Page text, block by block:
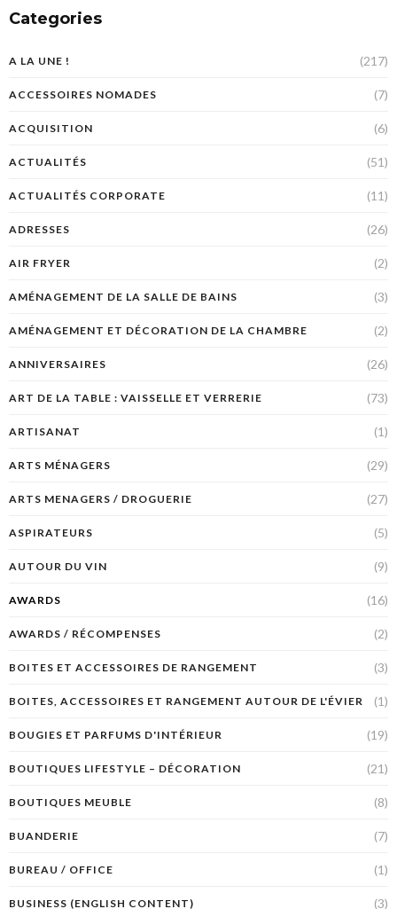
Categories
A LA UNE ! (217)
ACCESSOIRES NOMADES (7)
ACQUISITION (6)
ACTUALITÉS (51)
ACTUALITÉS CORPORATE (11)
ADRESSES (26)
AIR FRYER (2)
AMÉNAGEMENT DE LA SALLE DE BAINS (3)
AMÉNAGEMENT ET DÉCORATION DE LA CHAMBRE (2)
ANNIVERSAIRES (26)
ART DE LA TABLE : VAISSELLE ET VERRERIE (73)
ARTISANAT (1)
ARTS MÉNAGERS (29)
ARTS MENAGERS / DROGUERIE (27)
ASPIRATEURS (5)
AUTOUR DU VIN (9)
AWARDS (16)
AWARDS / RÉCOMPENSES (2)
BOITES ET ACCESSOIRES DE RANGEMENT (3)
BOITES, ACCESSOIRES ET RANGEMENT AUTOUR DE L'ÉVIER (1)
BOUGIES ET PARFUMS D'INTÉRIEUR (19)
BOUTIQUES LIFESTYLE – DÉCORATION (21)
BOUTIQUES MEUBLE (8)
BUANDERIE (7)
BUREAU / OFFICE (1)
BUSINESS (ENGLISH CONTENT) (3)